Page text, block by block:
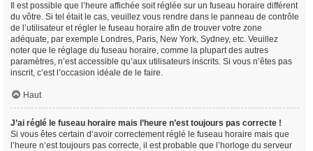
Il est possible que l’heure affichée soit réglée sur un fuseau horaire différent
du vôtre. Si tel était le cas, veuillez vous rendre dans le panneau de contrôle
de l’utilisateur et régler le fuseau horaire afin de trouver votre zone
adéquate, par exemple Londres, Paris, New York, Sydney, etc. Veuillez
noter que le réglage du fuseau horaire, comme la plupart des autres
paramètres, n’est accessible qu’aux utilisateurs inscrits. Si vous n’êtes pas
inscrit, c’est l’occasion idéale de le faire.
Haut
J’ai réglé le fuseau horaire mais l’heure n’est toujours pas correcte !
Si vous êtes certain d’avoir correctement réglé le fuseau horaire mais que
l’heure n’est toujours pas correcte, il est probable que l’horloge du serveur